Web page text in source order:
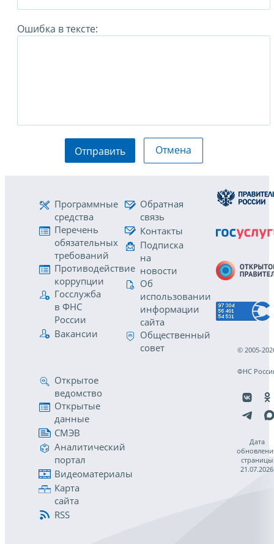
Ошибка в тексте:
Отправить Отмена
Программные
средства
Перечень
обязательных
требований
Противодействие
коррупции
Госслужба
в ФНС
России
Вакансии
Обратная
связь
Контакты
Подписка
на
новости
Об
использовании
информации
сайта
Общественный
совет
Открытое
ведомство
Открытые
данные
СМЭВ
Аналитический
портал
Видеоматериалы
Карта
сайта
RSS
© 2005-
ФНС
Дата
страницы
21.07.2026